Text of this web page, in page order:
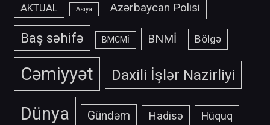
AKTUAL Asiya Azərbaycan Polisi
Baş səhifə BMCMİ BNMİ Bölgə
Cəmiyyət Daxili İşlər Nazirliyi
Dünya Gündəm Hadisə Hüquq